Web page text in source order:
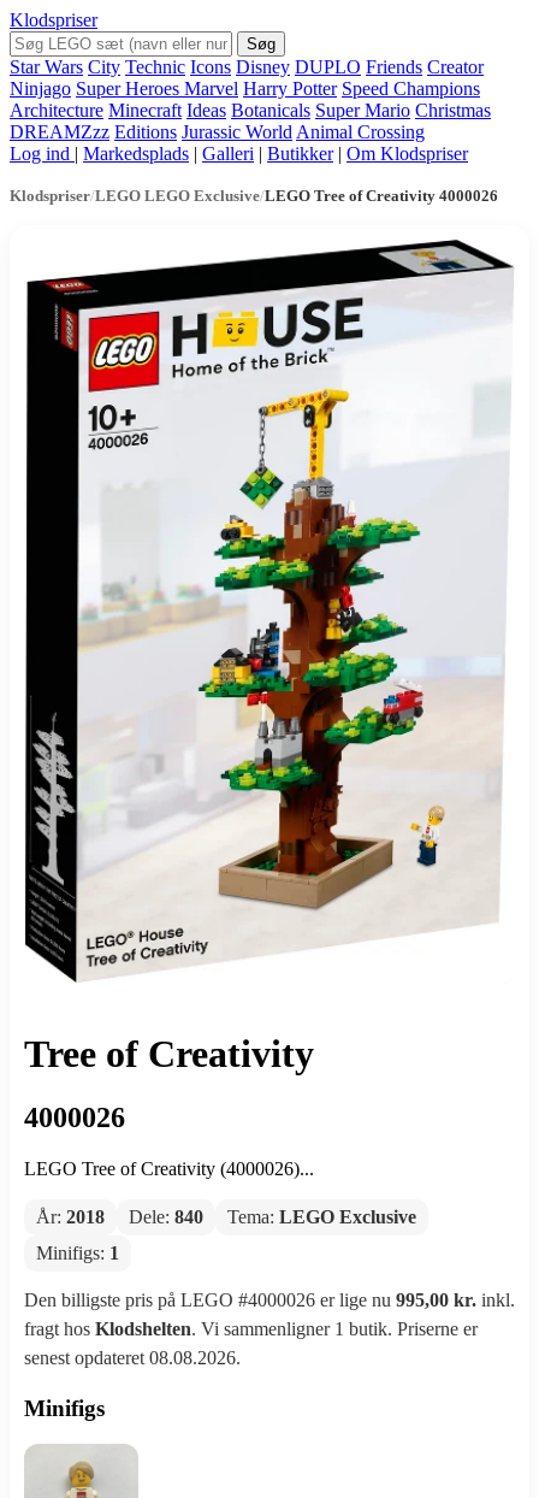
Klodspriser
Søg
Star Wars City Technic Icons Disney DUPLO Friends Creator
Ninjago Super Heroes Marvel Harry Potter Speed Champions
Architecture Minecraft Ideas Botanicals Super Mario Christmas
DREAMZzz Editions Jurassic World Animal Crossing
Log ind | Markedsplads | Galleri | Butikker | Om Klodspriser
Klodspriser/LEGO LEGO Exclusive/LEGO Tree of Creativity 4000026
Tree of Creativity
4000026
LEGO Tree of Creativity (4000026)...
År: 2018 Dele: 840 Tema: LEGO Exclusive
Minifigs: 1
Den billigste pris på LEGO #4000026 er lige nu 995,00 kr. inkl.
fragt hos Klodshelten. Vi sammenligner 1 butik. Priserne er
senest opdateret 08.08.2026.
Minifigs